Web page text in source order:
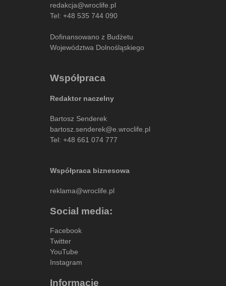
redakcja@wroclife.pl
Tel: +48 535 744 090
Dofinansowano z Budżetu
Województwa Dolnośląskiego
Współpraca
Redaktor naczelny
Bartosz Senderek
bartosz.senderek@e.wroclife.pl
Tel: +48 661 074 777
Współpraca biznesowa
reklama@wroclife.pl
Social media:
Facebook
Twitter
YouTube
Instagram
Informacje